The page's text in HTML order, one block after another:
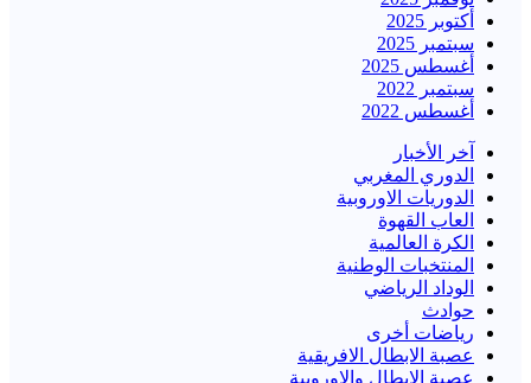
أكتوبر 2025
سبتمبر 2025
أغسطس 2025
سبتمبر 2022
أغسطس 2022
آخر الأخبار
الدوري المغربي
الدوريات الاوروبية
العاب القهوة
الكرة العالمية
المنتخبات الوطنية
الوداد الرياضي
حوادث
رياضات أخرى
عصبة الابطال الافريقية
عصبة الابطال والاوروبية